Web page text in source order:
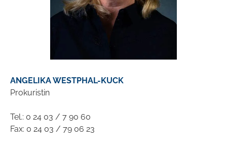
ANGELIKA WESTPHAL-KUCK
Prokuristin
Tel.: 0 24 03 / 7 90 60
Fax: 0 24 03 / 79 06 23